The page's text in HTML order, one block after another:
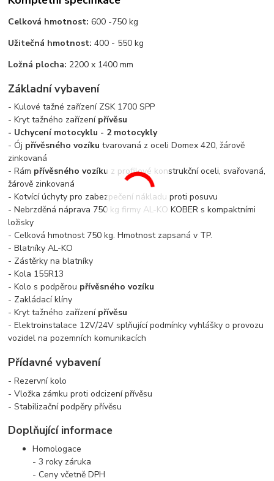
Celková hmotnost: 600 -750 kg
Užitečná hmotnost: 400 - 550 kg
Ložná plocha: 2200 x 1400 mm
Základní vybavení
- Kulové tažné zařízení ZSK 1700 SPP
- Kryt tažného zařízení přívěsu
- Uchycení motocyklu - 2 motocykly
- Ój přívěsného vozíku tvarovaná z oceli Domex 420, žárově
zinkovaná
- Rám přívěsného vozíku z profilové konstrukční oceli, svařovaná,
žárově zinkovaná
- Kotvící úchyty pro zabezpečení nákladu proti posuvu
- Nebrzděná náprava 750 kg firmy AL-KO KOBER s kompaktními
ložisky
- Celková hmotnost 750 kg. Hmotnost zapsaná v TP.
- Blatníky AL-KO
- Zástěrky na blatníky
- Kola 155R13
- Kolo s podpěrou přívěsného vozíku
- Zakládací klíny
- Kryt tažného zařízení přívěsu
- Elektroinstalace 12V/24V splňující podmínky vyhlášky o provozu
vozidel na pozemních komunikacích
Přídavné vybavení
- Rezervní kolo
- Vložka zámku proti odcizenípřívěsu
- Stabilizační podpěrypřívěsu
Doplňující informace
Homologace
- 3 roky záruka
- Ceny včetně DPH